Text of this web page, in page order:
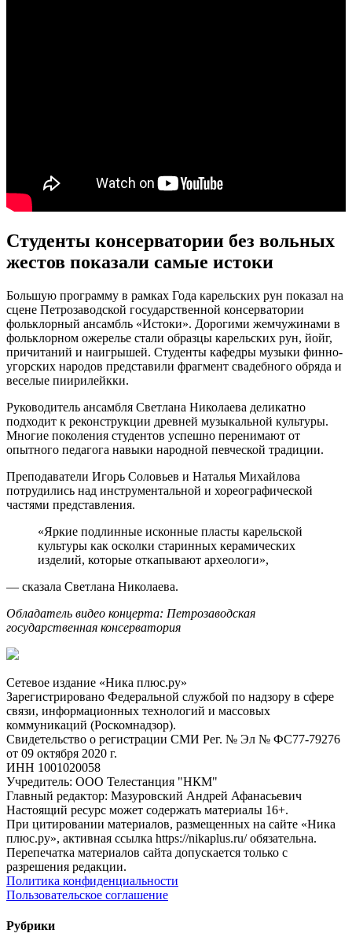
Студенты консерватории без вольных
жестов показали самые истоки
Большую программу в рамках Года карельских рун показал на
сцене Петрозаводской государственной консерватории
фольклорный ансамбль «Истоки». Дорогими жемчужинами в
фольклорном ожерелье стали образцы карельских рун, йойг,
причитаний и наигрышей. Студенты кафедры музыки финно-
угорских народов представили фрагмент свадебного обряда и
веселые пиирилейкки.
Руководитель ансамбля Светлана Николаева деликатно
подходит к реконструкции древней музыкальной культуры.
Многие поколения студентов успешно перенимают от
опытного педагога навыки народной певческой традиции.
Преподаватели Игорь Соловьев и Наталья Михайлова
потрудились над инструментальной и хореографической
частями представления.
«Яркие подлинные исконные пласты карельской
культуры как осколки старинных керамических
изделий, которые откапывают археологи»,
— сказала Светлана Николаева.
Обладатель видео концерта: Петрозаводская
государственная консерватория
Сетевое издание «Ника плюс.ру»
Зарегистрировано Федеральной службой по надзору в сфере
связи, информационных технологий и массовых
коммуникаций (Роскомнадзор).
Свидетельство о регистрации СМИ Рег. № Эл № ФС77-79276
от 09 октября 2020 г.
ИНН 1001020058
Учредитель: ООО Телестанция "НКМ"
Главный редактор: Мазуровский Андрей Афанасьевич
Настоящий ресурс может содержать материалы 16+.
При цитировании материалов, размещенных на сайте «Ника
плюс.ру», активная ссылка https://nikaplus.ru/ обязательна.
Перепечатка материалов сайта допускается только с
разрешения редакции.
Политика конфиденциальности
Пользовательское соглашение
Рубрики